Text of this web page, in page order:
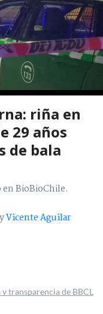
riña en
29 años
de bala
BioBioChile.
yVicente Aguilar
y transparencia de BBCL